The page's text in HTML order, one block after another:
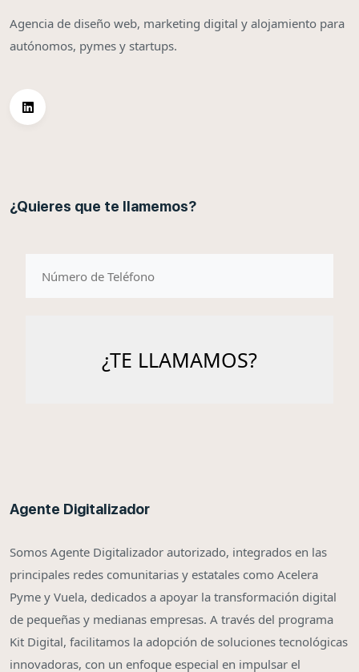
Agencia de diseño web, marketing digital y alojamiento para
autónomos, pymes y startups.
¿Quieres que te llamemos?
Agente Digitalizador
Somos Agente Digitalizador autorizado, integrados en las
principales redes comunitarias y estatales como Acelera
Pyme y Vuela, dedicados a apoyar la transformación digital
de pequeñas y medianas empresas. A través del programa
Kit Digital, facilitamos la adopción de soluciones tecnológicas
innovadoras, con un enfoque especial en impulsar el